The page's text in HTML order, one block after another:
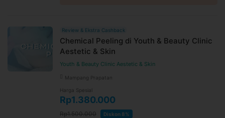
Review & Ekstra Cashback
Chemical Peeling di Youth & Beauty Clinic
Aestetic & Skin
Youth & Beauty Clinic Aestetic & Skin
Mampang Prapatan
Harga Spesial
Rp1.380.000
Rp1.500.000 Diskon 8%